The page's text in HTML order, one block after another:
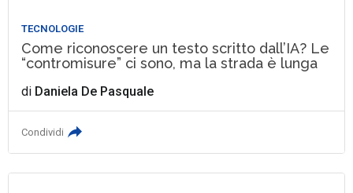
TECNOLOGIE
Come riconoscere un testo scritto dall’IA? Le
“contromisure” ci sono, ma la strada è lunga
di Daniela De Pasquale
Condividi